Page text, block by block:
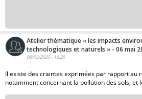
Atelier thématique « les impacts
technologiques et naturels » - 06 mai
06/05/2025 - 16:25
Il existe des craintes exprimées par rapport au
notamment concernant la pollution des sols, et